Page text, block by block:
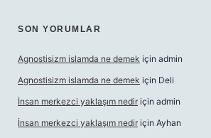
SON YORUMLAR
Agnostisizm islamda ne demek için admin
Agnostisizm islamda ne demek için Deli
İnsan merkezci yaklaşım nedir için admin
İnsan merkezci yaklaşım nedir için Ayhan